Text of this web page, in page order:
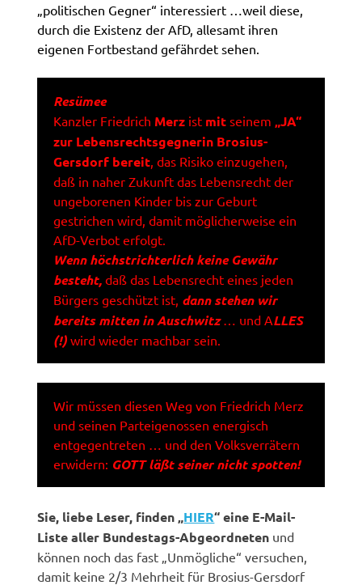
„politischen Gegner“ interessiert …weil diese,
durch die Existenz der AfD, allesamt ihren
eigenen Fortbestand gefährdet sehen.
Resümee
Kanzler Friedrich Merz ist mitseinem „JA“
zur Lebensrechtsgegnerin Brosius-
Gersdorf bereit , das Risiko einzugehen,
daß in naher Zukunft das Lebensrecht der
ungeborenen Kinder bis zur Geburt
gestrichen wird, damit möglicherweise ein
AfD-Verbot erfolgt.
Wenn höchstrichterlich keine Gewähr
besteht, daß das Lebensrecht eines jeden
Bürgers geschützt ist, dann stehen wir
bereits mitten in Auschwitz… und ALLES
(!) wird wieder machbar sein.
Wir müssen diesen Weg von Friedrich Merz
und seinen Parteigenossen energisch
entgegentreten … und den Volksverrätern
erwidern: GOTT läßt seiner nicht spotten!
Sie, liebe Leser, finden „HIER“ eine E-Mail-
Liste aller Bundestags-Abgeordneten und
können noch das fast „Unmögliche“ versuchen,
damit keine 2/3 Mehrheit für Brosius-Gersdorf